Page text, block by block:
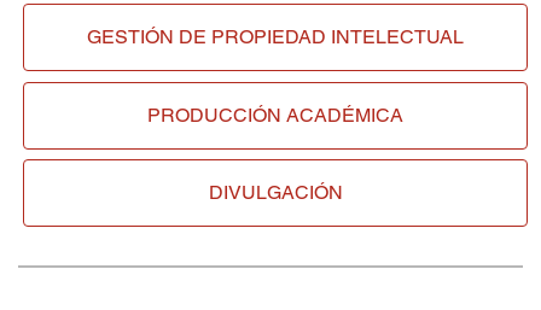
GESTIÓN DE PROPIEDAD INTELECTUAL
PRODUCCIÓN ACADÉMICA
DIVULGACIÓN